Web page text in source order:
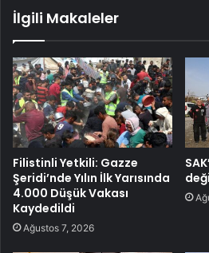
İlgili Makaleler
Filistinli Yetkili: Gazze
Şeridi’nde Yılın İlk Yarısında
4.000 Düşük Vakası
Kaydedildi
Ağustos 7, 2026